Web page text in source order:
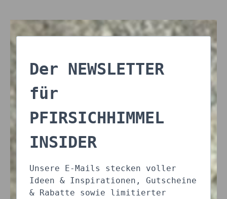
Der NEWSLETTER
für
PFIRSICHHIMMEL
INSIDER
Unsere E-Mails stecken voller
Ideen & Inspirationen, Gutscheine
& Rabatte sowie limitierter